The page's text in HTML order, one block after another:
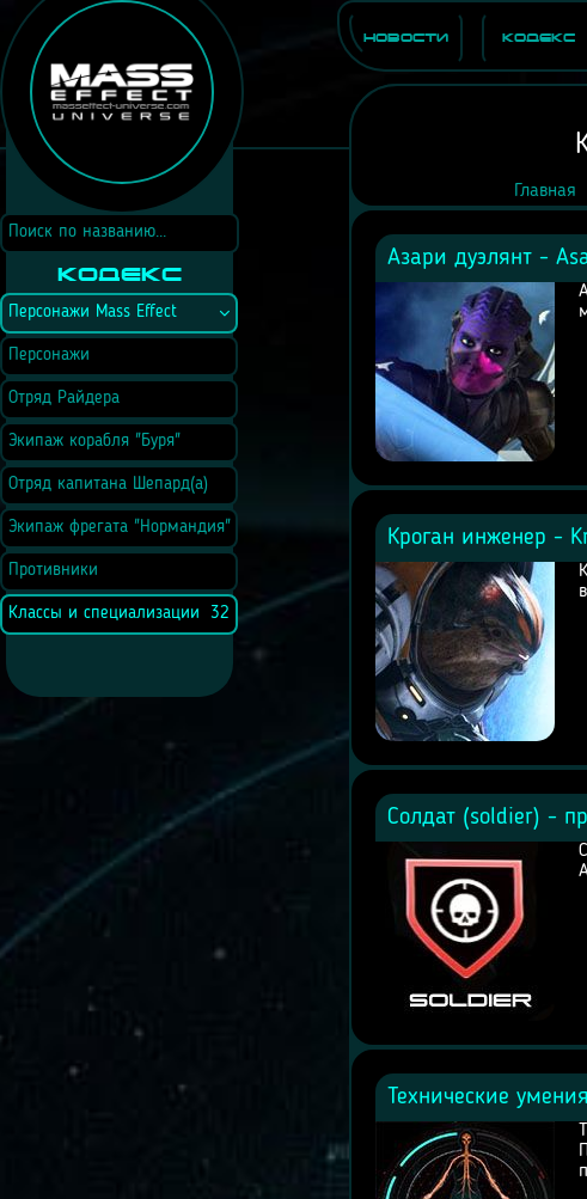
Новости Кодекс
Главная
Азари дуэлянт -
Кроган инженер -
Солдат (soldier) -
Технические
Кодекс
Персонажи Mass Effect
Персонажи
Отряд Райдера
Экипаж корабля "Буря"
Отряд капитана Шепард(а)
Экипаж фрегата "Нормандия"
Противники
Классы и специализации 32